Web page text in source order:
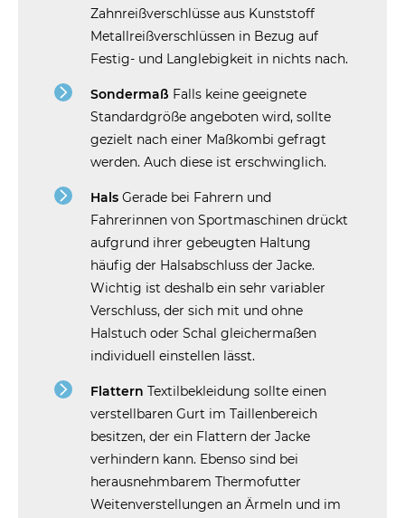
Zahnreißverschlüsse aus Kunststoff
Metallreißverschlüssen in Bezug auf
Festig- und Langlebigkeit in nichts nach.
Sondermaß Falls keine geeignete
Standardgröße angeboten wird, sollte
gezielt nach einer Maßkombi gefragt
werden. Auch diese ist erschwinglich.
Hals Gerade bei Fahrern und
Fahrerinnen von Sportmaschinen drückt
aufgrund ihrer gebeugten Haltung
häufig der Halsabschluss der Jacke.
Wichtig ist deshalb ein sehr variabler
Verschluss, der sich mit und ohne
Halstuch oder Schal gleichermaßen
individuell einstellen lässt.
Flattern Textilbekleidung sollte einen
verstellbaren Gurt im Taillenbereich
besitzen, der ein Flattern der Jacke
verhindern kann. Ebenso sind bei
herausnehmbarem Thermofutter
Weitenverstellungen an Ärmeln und im